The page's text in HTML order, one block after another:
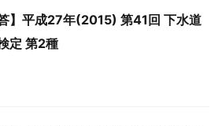
答】平成27年(2015) 第41回 下水道
定 第2種